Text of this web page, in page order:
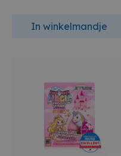
In winkelmandje